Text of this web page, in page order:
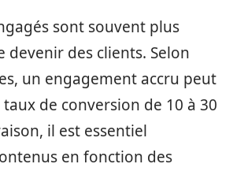
sont souvent plus
devenir des clients. Selon
un engagement accru peut
de conversion de 10 à 30
il est essentiel
en fonction des